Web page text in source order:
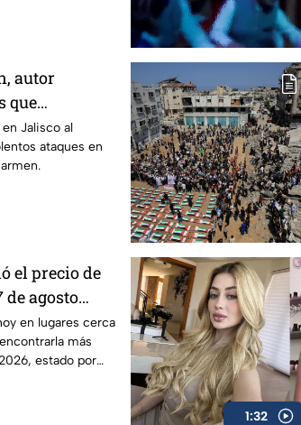
autor
que
RooJalisco al
ataques en
el precio de
agosto
en lugares cerca
más
estado por
1:32